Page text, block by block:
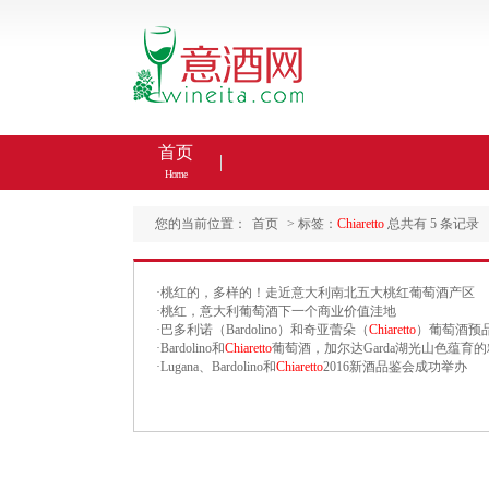
首页
Home
您的当前位置： 首页 > 标签： Chiaretto 总共有 5 条记录
·桃红的，多样的！走近意大利南北五大桃红葡萄酒产区
·桃红，意大利葡萄酒下一个商业价值洼地
· 巴多利诺（Bardolino）和奇亚蕾朵（Chiaretto）葡萄酒预
·Bardolino和Chiaretto葡萄酒，加尔达Garda湖光山色蕴育
·Lugana、Bardolino和Chiaretto2016新酒品鉴会成功举办